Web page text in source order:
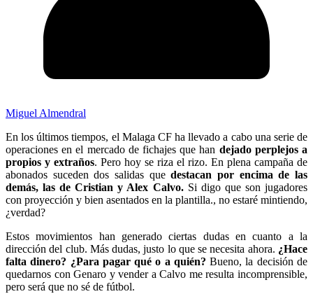
Miguel Almendral
En los últimos tiempos, el Malaga CF ha llevado a cabo una serie de
operaciones en el mercado de fichajes que han dejado perplejos a
propios y extraños. Pero hoy se riza el rizo. En plena campaña de
abonados suceden dos salidas quedestacan por encima de las
demás, las de Cristian y Alex Calvo.Si digo que son jugadores
con proyección y bien asentados en la plantilla., no estaré mintiendo,
¿verdad?
Estos movimientos han generado ciertas dudas en cuanto a la
dirección del club. Más dudas, justo lo que se necesita ahora. ¿Hace
falta dinero? ¿Para pagar qué o a quién? Bueno, la decisión de
quedarnos con Genaro y vender a Calvo me resulta incomprensible,
pero será que no sé de fútbol.